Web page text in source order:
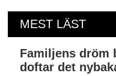
MEST LÄST
Familjens dröm
doftar det